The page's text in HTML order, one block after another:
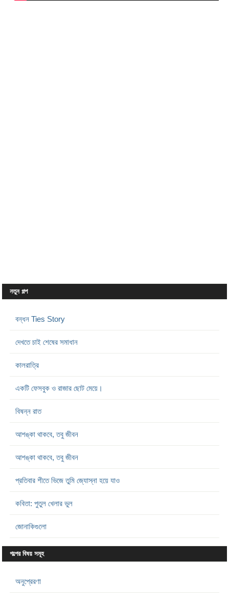
নতুন গল্প
বন্ধন Ties Story
দেখতে চাই শেষের সমাধান
কালরাত্রি
একটি ফেসবুক ও রাজার ছোট মেয়ে।
বিষন্ন রাত
আশঙ্কা থাকবে, তবু জীবন
আশঙ্কা থাকবে, তবু জীবন
প্রতিবার শীতে ভিজে তুমি জ্যোস্না হয়ে যাও
কবিতা: পুতুল খেলার ভুল
জোনাকিগুলো
গল্পের বিষয় সমূহ
অনুপ্রেরণা